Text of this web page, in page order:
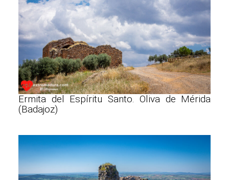
Ermita del Espíritu Santo. Oliva de Mérida
(Badajoz)